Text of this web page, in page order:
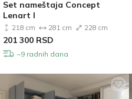
Set nameštaja Concept
Lenart I
218 cm 281 cm 228 cm
201 300 RSD
~9 radnih dana